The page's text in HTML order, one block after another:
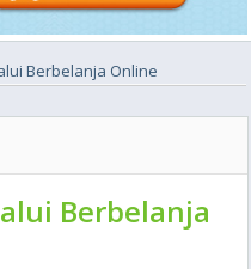
Berbelanja Online
Berbelanja